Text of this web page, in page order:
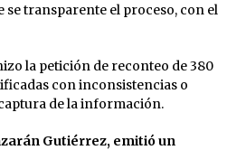
se transparente el proceso, con el
la petición de reconteo de 380
con inconsistencias o
de la información.
Gutiérrez, emitió un